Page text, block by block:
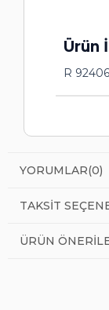
Ürün
R
YORUMLAR(0)
TAKSIT
ÜRÜN